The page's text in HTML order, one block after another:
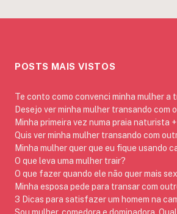
POSTS MAIS VISTOS
Te conto como convenci minha mulher a
Desejo ver minha mulher transando com
Minha primeira vez numa praia naturista
Quis ver minha mulher transando com
Minha mulher quer que eu fique usando
O que leva uma mulher trair?
O que fazer quando ele não quer mais
Minha esposa pede para transar com
3 Dicas para satisfazer um homem na
Sou mulher, comedora e dominadora.